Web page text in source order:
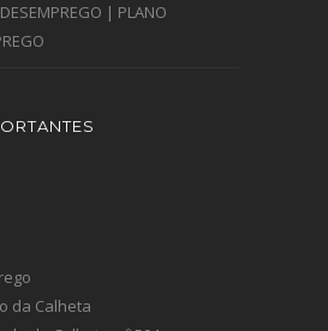
| PLANO
da Calheta